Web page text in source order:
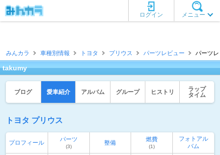
メニュー
ログイン
みんカラ 車種別情報 トヨタ プリウス パーツレビュー パーツ
takumy
ブログ 愛車紹介 アルバム グループ ヒストリ
ラップ
タイム
トヨタ プリウス
プロフィール パーツ
(3)
整備 燃費
(1)
フォトアル
バム